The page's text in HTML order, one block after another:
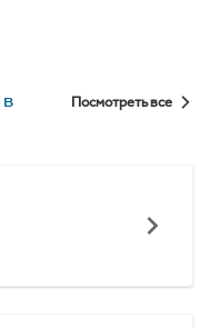
Посмотреть все